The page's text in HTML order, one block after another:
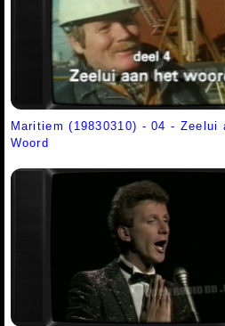
Maritiem (19830310) - 04 - Zeelui
Woord